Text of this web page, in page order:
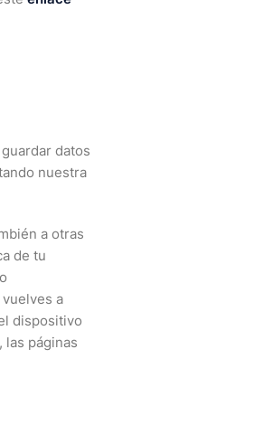
datos
nuestra
a otras
de tu
a
dispositivo
páginas